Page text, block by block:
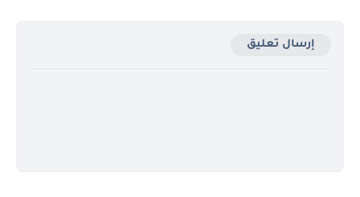
إرسال تعليق